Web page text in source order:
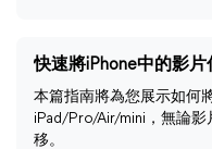
快速將iPhone中的影片
本篇指南將為您展示如何
iPad/Pro/Air/mini，無論
移。